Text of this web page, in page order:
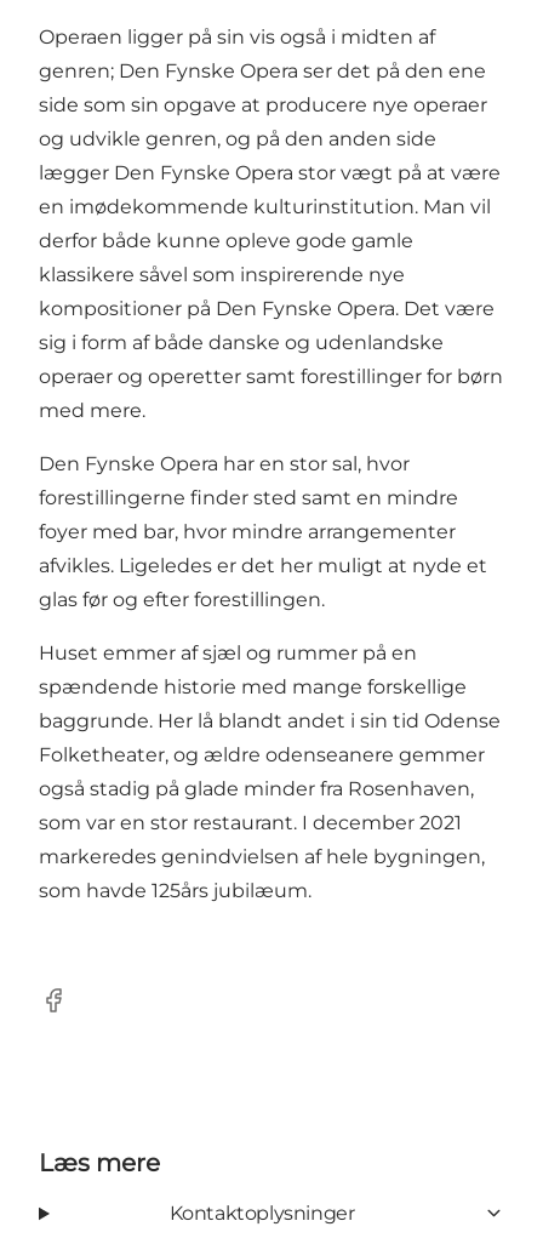
Operaen ligger på sin vis også i midten af
genren; Den Fynske Opera ser det på den ene
side som sin opgave at producere nye operaer
og udvikle genren, og på den anden side
lægger Den Fynske Opera stor vægt på at være
en imødekommende kulturinstitution. Man vil
derfor både kunne opleve gode gamle
klassikere såvel som inspirerende nye
kompositioner på Den Fynske Opera. Det være
sig i form af både danske og udenlandske
operaer og operetter samt forestillinger for børn
med mere.
Den Fynske Opera har en stor sal, hvor
forestillingerne finder sted samt en mindre
foyer med bar, hvor mindre arrangementer
afvikles. Ligeledes er det her muligt at nyde et
glas før og efter forestillingen.
Huset emmer af sjæl og rummer på en
spændende historie med mange forskellige
baggrunde. Her lå blandt andet i sin tid Odense
Folketheater, og ældre odenseanere gemmer
også stadig på glade minder fra Rosenhaven,
som var en stor restaurant. I december 2021
markeredes genindvielsen af hele bygningen,
som havde 125års jubilæum.
Facebook
Læs mere
Kontaktoplysninger